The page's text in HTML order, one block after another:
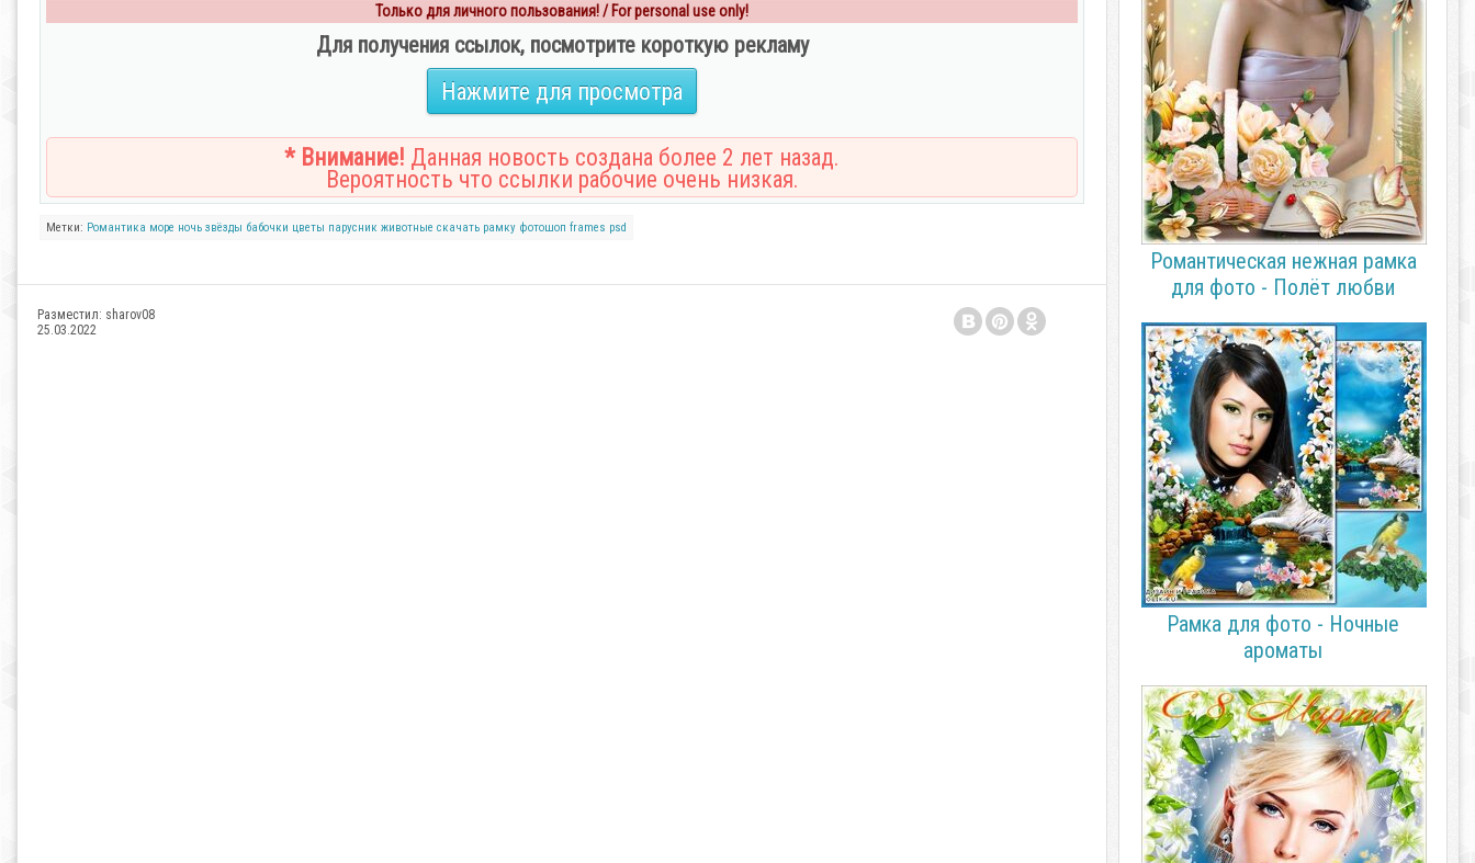
Только для личного пользования! / For personal use only!
Для получения ссылок, посмотрите короткую рекламу
Нажмите для просмотра
* Внимание! Данная новость создана более 2 лет назад.
Вероятность что ссылки рабочие очень низкая.
Метки: Романтика море ночь звёзды бабочки цветы парусник животные скачать рамку фотошоп frames psd
Разместил: sharov08
25.03.2022
Романтическая нежная рамка
для фото - Полёт любви
Рамка для фото - Ночные
ароматы